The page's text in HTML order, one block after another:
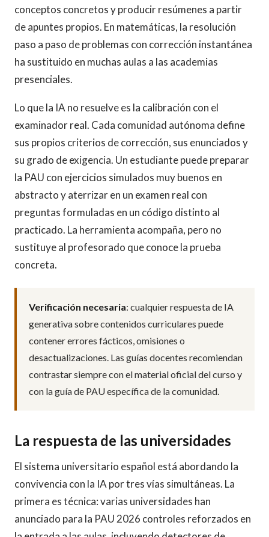
conceptos concretos y producir resúmenes a partir
de apuntes propios. En matemáticas, la resolución
paso a paso de problemas con corrección instantánea
ha sustituido en muchas aulas a las academias
presenciales.
Lo que la IA no resuelve es la calibración con el
examinador real. Cada comunidad autónoma define
sus propios criterios de corrección, sus enunciados y
su grado de exigencia. Un estudiante puede preparar
la PAU con ejercicios simulados muy buenos en
abstracto y aterrizar en un examen real con
preguntas formuladas en un código distinto al
practicado. La herramienta acompaña, pero no
sustituye al profesorado que conoce la prueba
concreta.
Verificación necesaria: cualquier respuesta de IA
generativa sobre contenidos curriculares puede
contener errores fácticos, omisiones o
desactualizaciones. Las guías docentes recomiendan
contrastar siempre con el material oficial del curso y
con la guía de PAU específica de la comunidad.
La respuesta de las universidades
El sistema universitario español está abordando la
convivencia con la IA por tres vías simultáneas. La
primera es técnica: varias universidades han
anunciado para la PAU 2026 controles reforzados en